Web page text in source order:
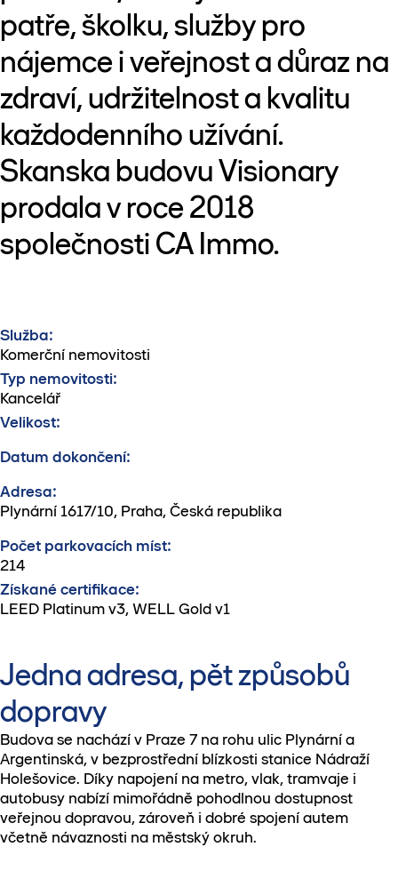
patře, školku, služby pro
nájemce i veřejnost a důraz na
zdraví, udržitelnost a kvalitu
každodenního užívání.
Skanska budovu Visionary
prodala v roce 2018
společnosti CA Immo.
Služba:
Komerční nemovitosti
Typ nemovitosti:
Kancelář
Velikost:
Datum dokončení:
Adresa:
Plynární 1617/10, Praha, Česká republika
Počet parkovacích míst:
214
Získané certifikace:
LEED Platinum v3, WELL Gold v1
Jedna adresa, pět způsobů
dopravy
Budova se nachází v Praze 7 na rohu ulic Plynární a
Argentinská, v bezprostřední blízkosti stanice Nádraží
Holešovice. Díky napojení na metro, vlak, tramvaje i
autobusy nabízí mimořádně pohodlnou dostupnost
veřejnou dopravou, zároveň i dobré spojení autem
včetně návaznosti na městský okruh.